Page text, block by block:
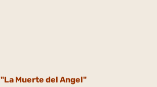
"La Muerte del Angel"